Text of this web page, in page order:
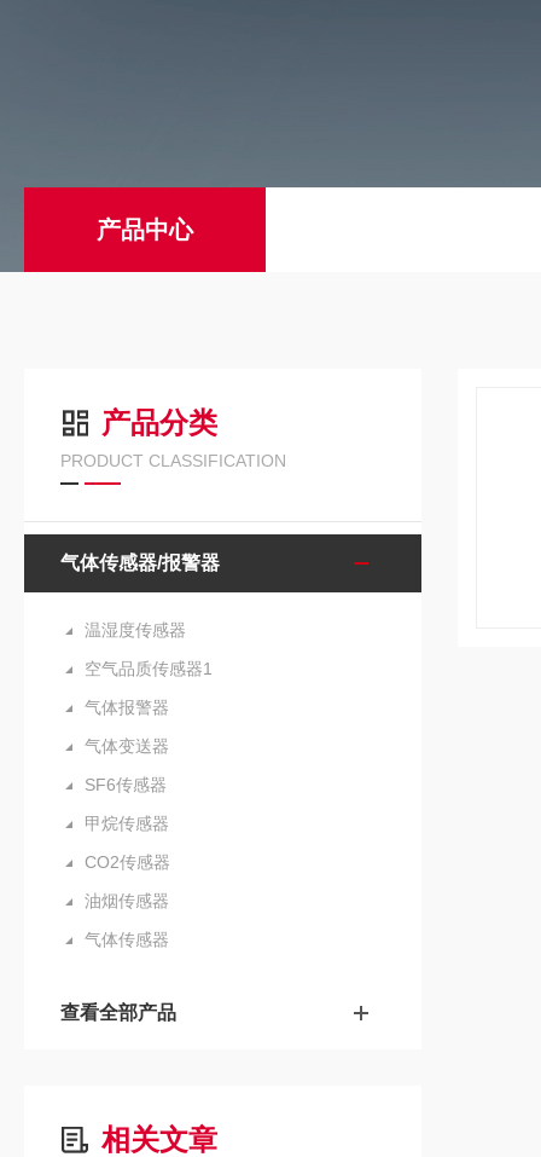
产品中心
产品分类
PRODUCT CLASSIFICATION
气体传感器/报警器
温湿度传感器
空气品质传感器1
气体报警器
气体变送器
SF6传感器
甲烷传感器
CO2传感器
油烟传感器
气体传感器
查看全部产品
相关文章